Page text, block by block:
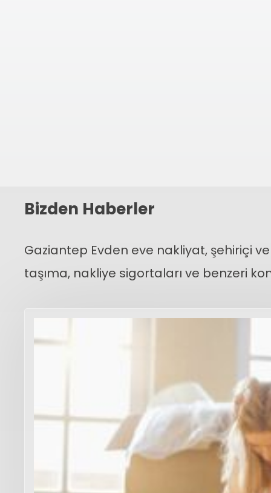
Bizden Haberler
Gaziantep Evden eve nakliyat, şehiriçi
taşıma, nakliye sigortaları ve benzeri